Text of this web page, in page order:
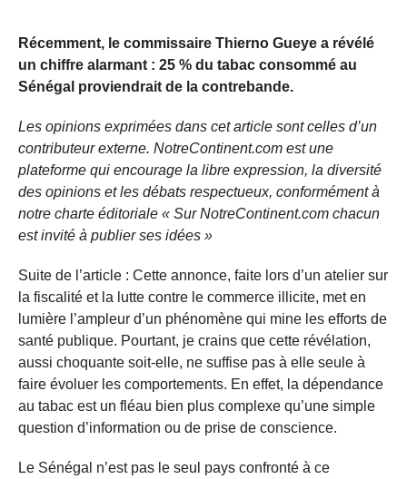
Récemment, le commissaire Thierno Gueye a révélé
un chiffre alarmant : 25 % du tabac consommé au
Sénégal proviendrait de la contrebande.
Les opinions exprimées dans cet article sont celles d’un
contributeur externe. NotreContinent.com est une
plateforme qui encourage la libre expression, la diversité
des opinions et les débats respectueux, conformément à
notre charte éditoriale « Sur NotreContinent.com chacun
est invité à publier ses idées »
Suite de l’article : Cette annonce, faite lors d’un atelier sur
la fiscalité et la lutte contre le commerce illicite, met en
lumière l’ampleur d’un phénomène qui mine les efforts de
santé publique. Pourtant, je crains que cette révélation,
aussi choquante soit-elle, ne suffise pas à elle seule à
faire évoluer les comportements. En effet, la dépendance
au tabac est un fléau bien plus complexe qu’une simple
question d’information ou de prise de conscience.
Le Sénégal n’est pas le seul pays confronté à ce